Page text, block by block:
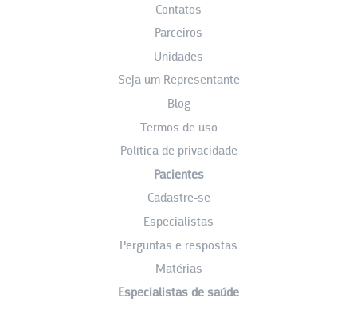
Contatos
Parceiros
Unidades
Seja um Representante
Blog
Termos de uso
Política de privacidade
Pacientes
Cadastre-se
Especialistas
Perguntas e respostas
Matérias
Especialistas de saúde